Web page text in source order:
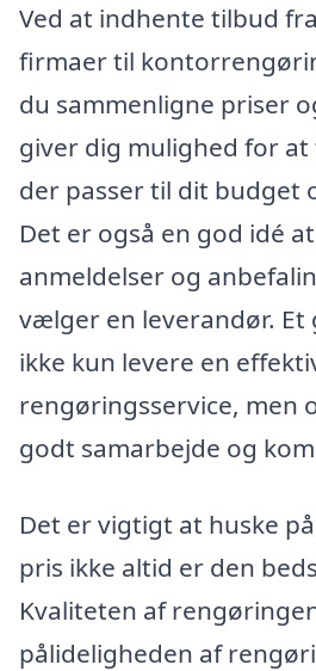
Ved at indhente tilbud
firmaer til
du sammenligne priser
giver dig mulighed for
der passer til dit budget
Det er også en god idé
anmeldelser og
vælger en leverandør. Et
ikke kun levere en
rengøringsservice, men
godt samarbejde og
Det er vigtigt at huske
pris ikke altid er den
Kvaliteten af
pålideligheden af